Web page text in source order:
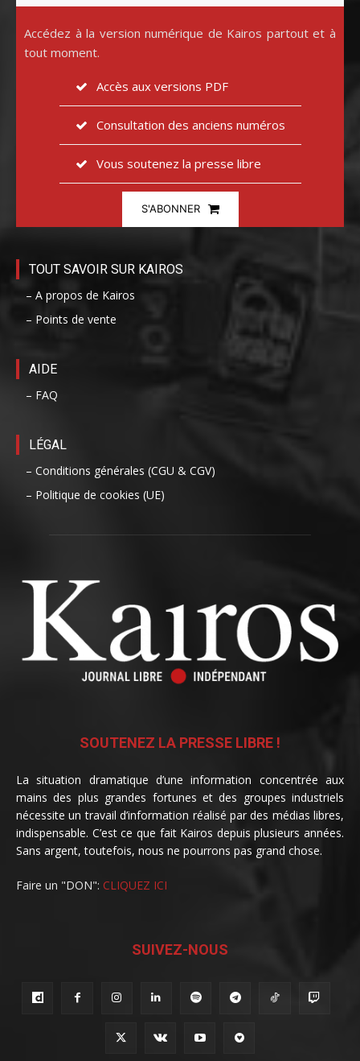
Accédez à la version numérique de Kairos partout et à
tout moment.
Accès aux versions PDF
Consultation des anciens numéros
Vous soutenez la presse libre
S'ABONNER
TOUT SAVOIR SUR KAIROS
– A propos de Kairos
– Points de vente
AIDE
– FAQ
LÉGAL
– Conditions générales (CGU & CGV)
– Politique de cookies (UE)
SOUTENEZ LA PRESSE LIBRE !
La situation dramatique d’une information concentrée aux
mains des plus grandes fortunes et des groupes industriels
nécessite un travail d’information réalisé par des médias libres,
indispensable. C’est ce que fait Kairos depuis plusieurs années.
Sans argent, toutefois, nous ne pourrons pas grand chose.
Faire un "DON": CLIQUEZ ICI
SUIVEZ-NOUS